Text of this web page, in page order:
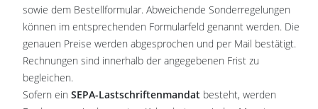
sowie dem Bestellformular. Abweichende Sonderregelungen
können im entsprechenden Formularfeld genannt werden. Die
genauen Preise werden abgesprochen und per Mail bestätigt.
Rechnungen sind innerhalb der angegebenen Frist zu
begleichen.
Sofern ein SEPA-Lastschriftenmandat besteht, werden